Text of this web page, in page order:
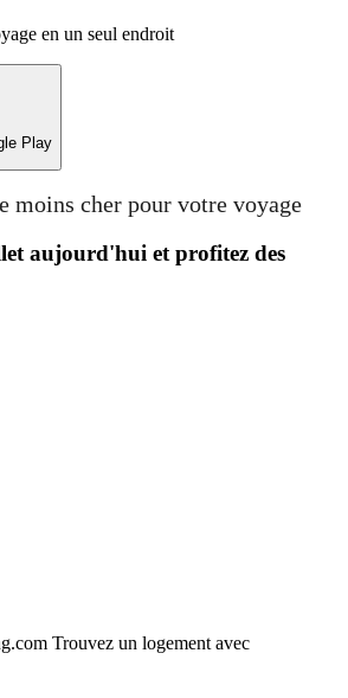
en un seul endroit
Play
moins cher pour votre voyage
aujourd'hui et profitez des
Trouvez un logement avec